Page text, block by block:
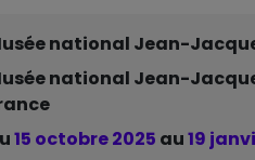
national Jean-
national Jean-
15 octobre 2025 au19